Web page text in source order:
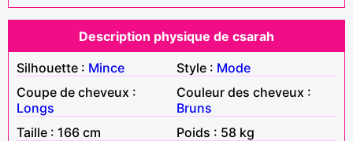
Description physique de csarah
Silhouette : Mince Style : Mode
Coupe de cheveux :
Longs
Couleur des cheveux :
Bruns
Taille : 166 cm
Poids : 58 kg